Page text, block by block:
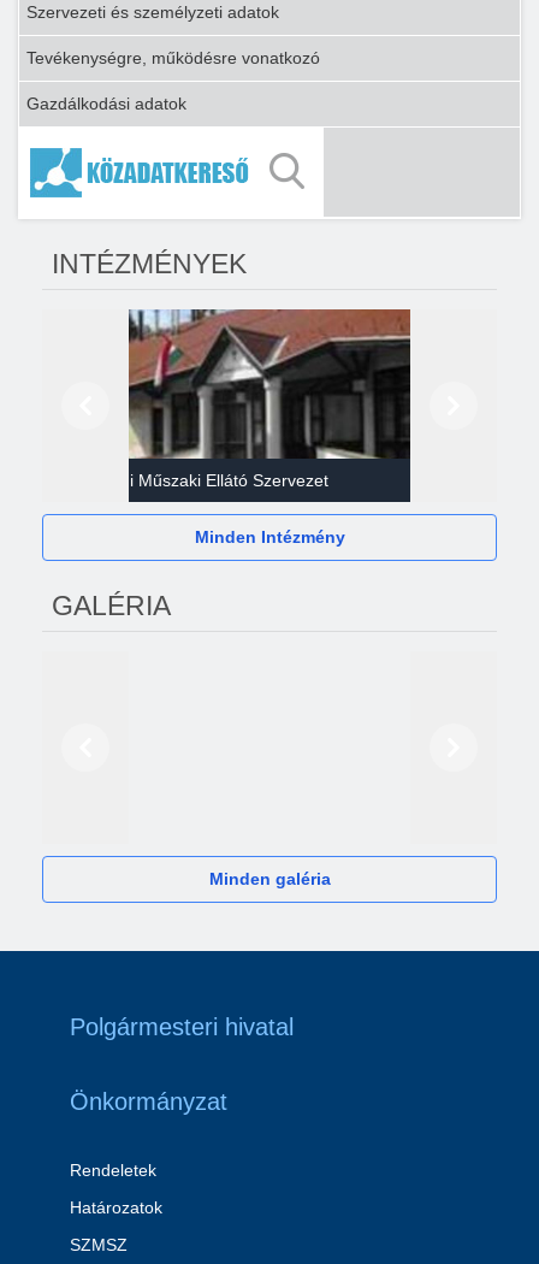
Szervezeti és személyzeti adatok
Tevékenységre, működésre vonatkozó
Gazdálkodási adatok
INTÉZMÉNYEK
Gazdasági Műszaki Ellátó Szervezet
Minden Intézmény
GALÉRIA
Minden galéria
Polgármesteri hivatal
Önkormányzat
Rendeletek
Határozatok
SZMSZ